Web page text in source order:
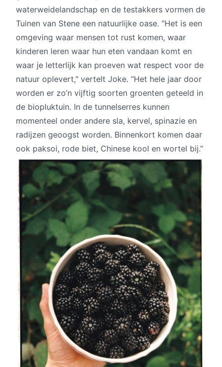
waterweidelandschap en de testakkers vormen de
Tuinen van Stene een natuurlijke oase. “Het is een
omgeving waar mensen tot rust komen, waar
kinderen leren waar hun eten vandaan komt en
waar je letterlijk kan proeven wat respect voor de
natuur oplevert," vertelt Joke. “Het hele jaar door
worden er zo’n vijftig soorten groenten geteeld in
de biopluktuin. In de tunnelserres kunnen
momenteel onder andere sla, kervel, spinazie en
radijzen geoogst worden. Binnenkort komen daar
ook paksoi, rode biet, Chinese kool en wortel bij.”